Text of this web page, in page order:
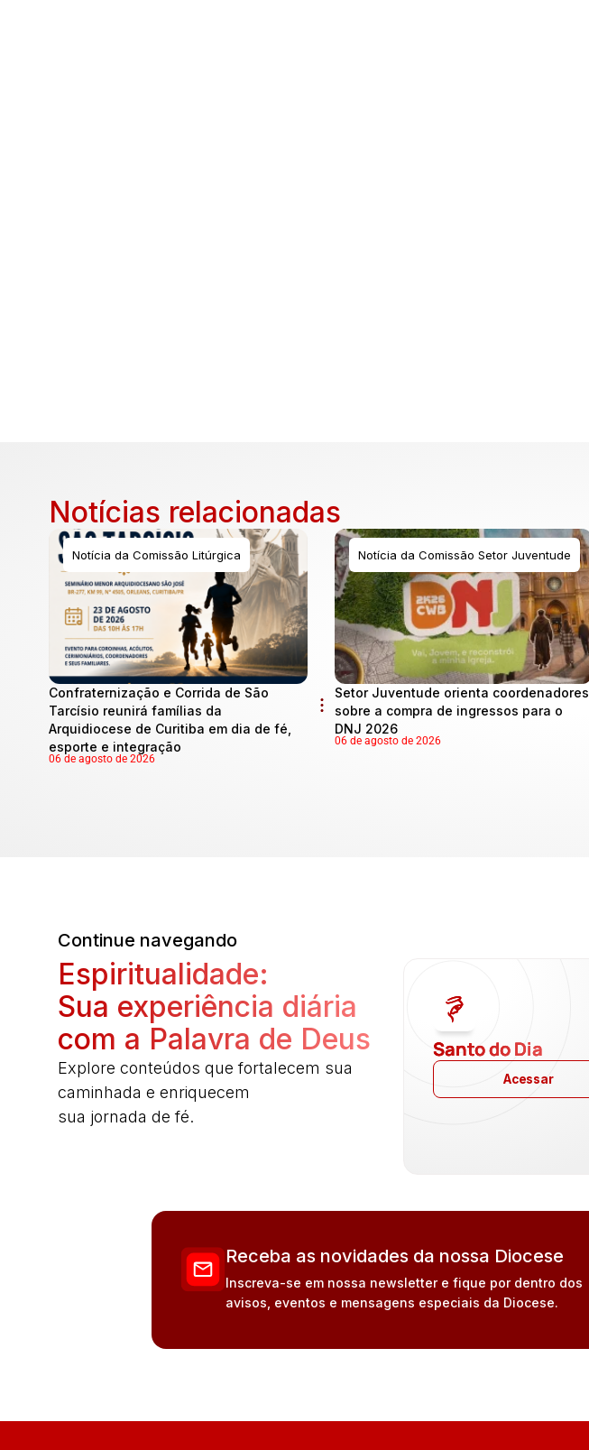
Notícias relacionadas
Notícia da Comissão Litúrgica
Confraternização e Corrida de São
Tarcísio reunirá famílias da
Arquidiocese de Curitiba em dia de fé,
esporte e integração
06 de agosto de 2026
Notícia da Comissão Setor Juventude
Setor Juventude orienta coordenadores
sobre a compra de ingressos para o
DNJ 2026
06 de agosto de 2026
Continue navegando
Espiritualidade:
Sua experiência diária
com a Palavra de Deus
Explore conteúdos que fortalecem sua
caminhada e enriquecem
sua jornada de fé.
Santo do Dia
Acessar
Receba as novidades da nossa Diocese
Inscreva-se em nossa newsletter e fique por dentro dos
avisos, eventos e mensagens especiais da Diocese.